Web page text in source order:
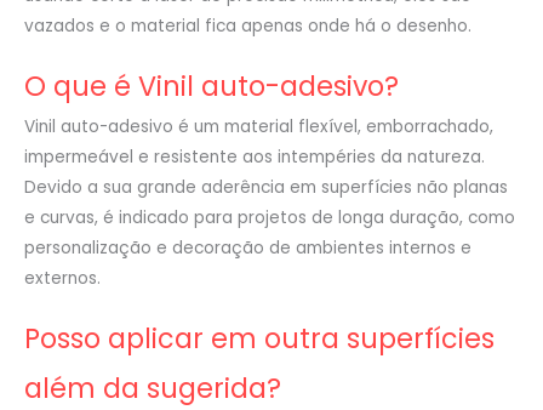
vazados e o material fica apenas onde há o desenho.
O que é Vinil auto-adesivo?
Vinil auto-adesivo é um material flexível, emborrachado,
impermeável e resistente aos intempéries da natureza.
Devido a sua grande aderência em superfícies não planas
e curvas, é indicado para projetos de longa duração, como
personalização e decoração de ambientes internos e
externos.
Posso aplicar em outra superfícies
além da sugerida?